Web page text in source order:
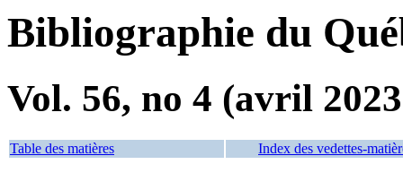
Bibliographie du
Vol. 56, no 4 (avril
Table des matières Index des vedettes-